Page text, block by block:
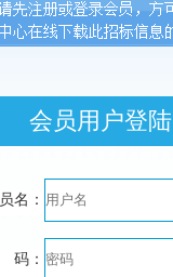
会员用户登陆
名：
码：